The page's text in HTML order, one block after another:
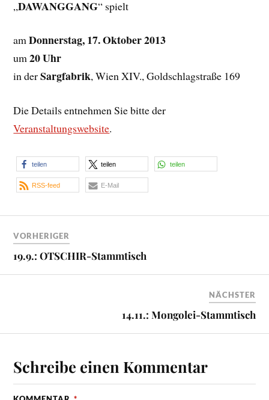
„DAWANGGANG“ spielt
amDonnerstag, 17. Oktober 2013
um20 Uhr
in derSargfabrik, Wien XIV., Goldschlagstraße 169
Die Details entnehmen Sie bitte der
Veranstaltungswebsite.
teilen teilen teilen
RSS-feed E-Mail
VORHERIGER
19.9.: OTSCHIR-Stammtisch
NÄCHSTER
14.11.: Mongolei-Stammtisch
Schreibe einen Kommentar